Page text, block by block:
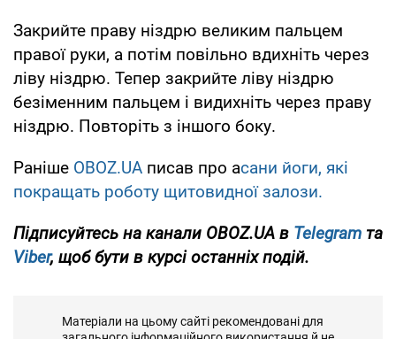
Закрийте праву ніздрю великим пальцем
правої руки, а потім повільно вдихніть через
ліву ніздрю. Тепер закрийте ліву ніздрю
безіменним пальцем і видихніть через праву
ніздрю. Повторіть з іншого боку.
Раніше OBOZ.UA писав про асани йоги, які
покращать роботу щитовидної залози.
Підписуйтесь на канали OBOZ.UA в Telegram та
Viber, щоб бути в курсі останніх подій.
Матеріали на цьому сайті рекомендовані для